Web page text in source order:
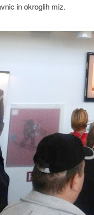
in okroglih miz.